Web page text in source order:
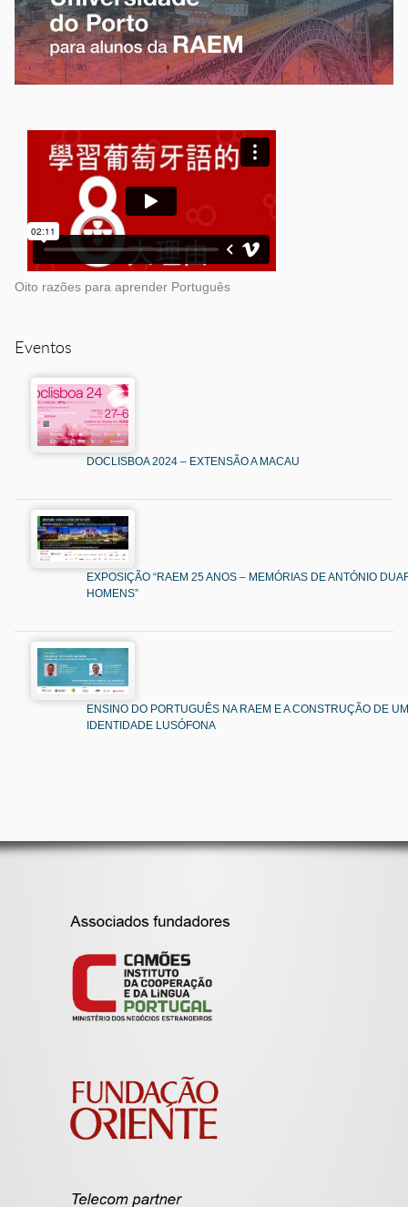
Oito razões para aprender Português
Eventos
DOCLISBOA 2024 – EXTENSÃO A MACAU
EXPOSIÇÃO “RAEM 25 ANOS – MEMÓRIAS DE ANTÓNIO
HOMENS”
ENSINO DO PORTUGUÊS NA RAEM E A CONSTRUÇÃO DE
IDENTIDADE LUSÓFONA